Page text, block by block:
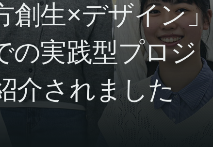
創生×デザイン」
実践型プロジ
介されました